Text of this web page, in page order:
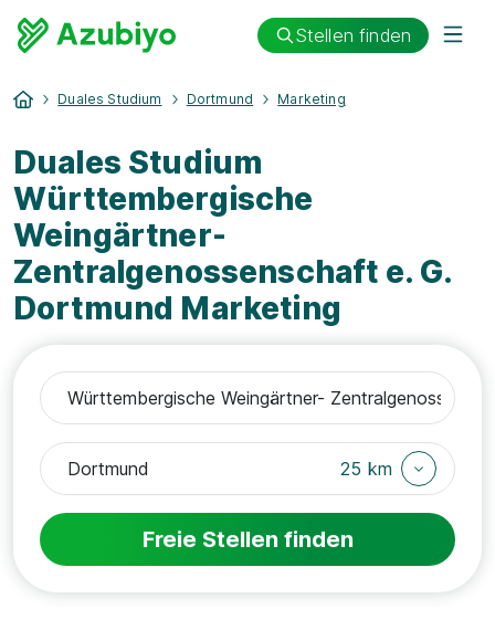
Stellen finden
Duales Studium Dortmund Marketing
Duales Studium
Württembergische
Weingärtner-
Zentralgenossenschaft e. G.
Dortmund Marketing
25 km
Freie Stellen finden